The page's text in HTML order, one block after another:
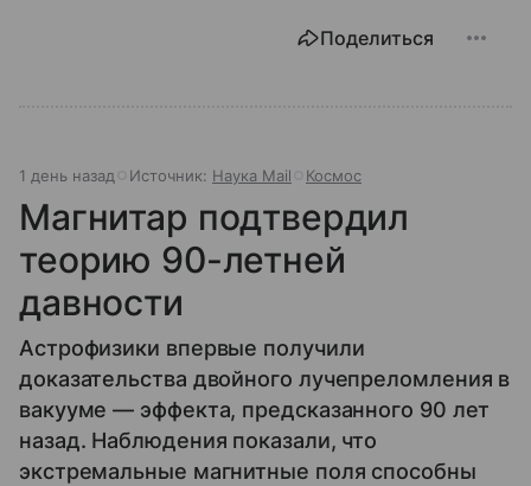
Поделиться
1 день назад Источник: Наука Mail Космос
Магнитар подтвердил
теорию 90-летней
давности
Астрофизики впервые получили
доказательства двойного лучепреломления в
вакууме — эффекта, предсказанного 90 лет
назад. Наблюдения показали, что
экстремальные магнитные поля способны